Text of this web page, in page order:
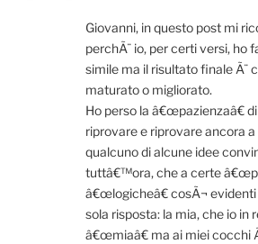
Giovanni, in questo post mi
perchÃ¨ io, per certi versi, ho
simile ma il risultato finale Ã¨
maturato o migliorato.
Ho perso la â€œpazienzaâ€
riprovare e riprovare ancora
qualcuno di alcune idee
tuttâ€™ora, che a certe
â€œlogicheâ€ cosÃ¬
sola risposta: la mia, che io in
â€œmiaâ€ ma ai miei cocchi